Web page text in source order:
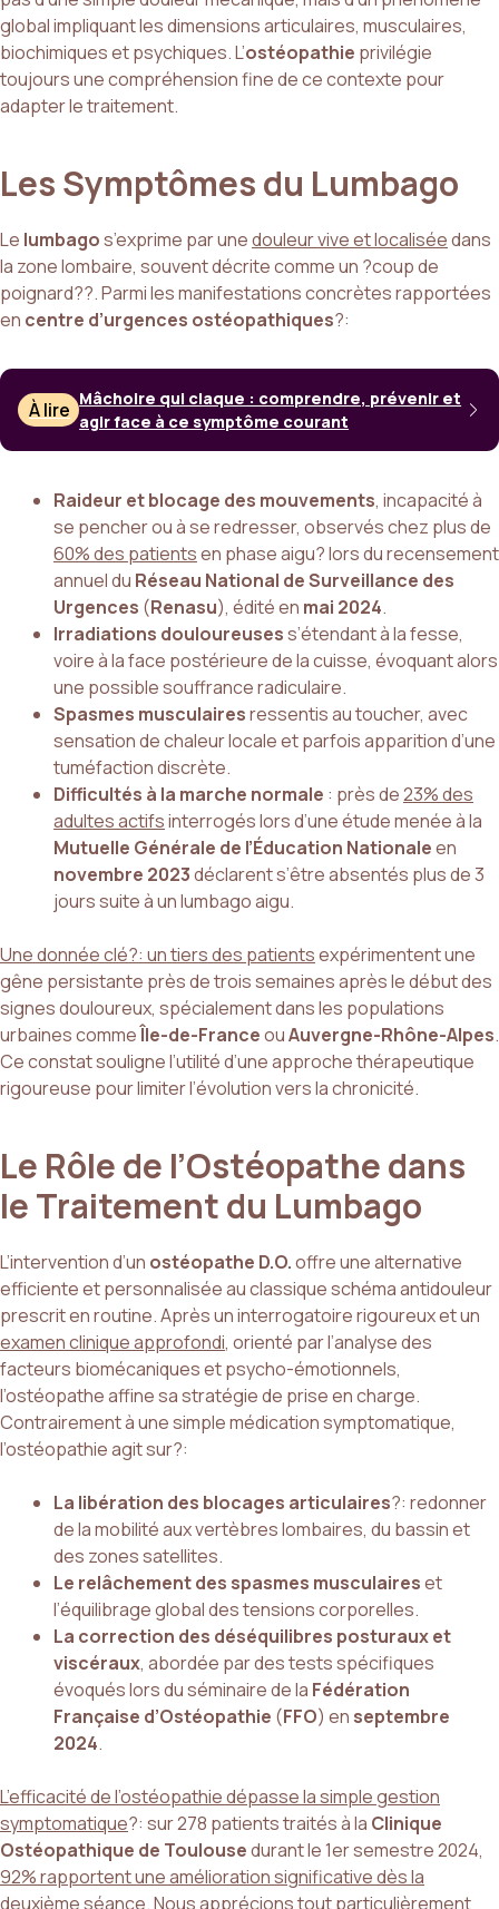
global impliquant les dimensions articulaires, musculaires,
biochimiques et psychiques. L’ostéopathie privilégie
toujours une compréhension fine de ce contexte pour
adapter le traitement.
Les Symptômes du Lumbago
Le lumbagos’exprime par unedouleur vive et localiséedans
la zone lombaire, souvent décrite comme un ?coup de
poignard??. Parmi les manifestations concrètes rapportées
en centre d’urgences ostéopathiques?:
À lire Mâchoire qui claque : comprendre, prévenir et
agir face à ce symptôme courant
Raideur et blocage des mouvements, incapacité à
se pencher ou à se redresser, observés chez plus de
60% des patientsen phase aigu? lors du recensement
annuel du Réseau National de Surveillance des
Urgences (Renasu), édité en mai 2024.
Irradiations douloureusess’étendant à la fesse,
voire à la face postérieure de la cuisse, évoquant alors
une possible souffrance radiculaire.
Spasmes musculairesressentis au toucher, avec
sensation de chaleur locale et parfois apparition d’une
tuméfaction discrète.
Difficultés à la marche normale : près de23% des
adultes actifsinterrogés lors d’une étude menée à la
Mutuelle Générale de l’Éducation Nationaleen
novembre 2023déclarent s’être absentés plus de 3
jours suite à un lumbago aigu.
Une donnée clé?: un tiers des patientsexpérimentent une
gêne persistante près de trois semaines après le début des
signes douloureux, spécialement dans les populations
urbaines commeÎle-de-FranceouAuvergne-Rhône-Alpes.
Ce constat souligne l’utilité d’une approche thérapeutique
rigoureuse pour limiter l’évolution vers la chronicité.
Le Rôle de l’Ostéopathe dans
le Traitement du Lumbago
L’intervention d’un ostéopathe D.O.offre une alternative
efficiente et personnalisée au classique schéma antidouleur
prescrit en routine. Après un interrogatoire rigoureux et un
examen clinique approfondi, orienté par l’analyse des
facteurs biomécaniques et psycho-émotionnels,
l’ostéopathe affine sa stratégie de prise en charge.
Contrairement à une simple médication symptomatique,
l’ostéopathie agit sur?:
La libération des blocages articulaires?: redonner
de la mobilité aux vertèbres lombaires, du bassin et
des zones satellites.
Le relâchement des spasmes musculaireset
l’équilibrage global des tensions corporelles.
La correction des déséquilibres posturaux et
viscéraux, abordée par des tests spécifiques
évoqués lors du séminaire de la Fédération
Française d’Ostéopathie (FFO) en septembre
2024.
L’efficacité de l’ostéopathie dépasse la simple gestion
symptomatique?: sur 278 patients traités à la Clinique
Ostéopathique de Toulousedurant le 1er semestre 2024,
92% rapportent une amélioration significative dès la
deuxième séance. Nous apprécions tout particulièrement